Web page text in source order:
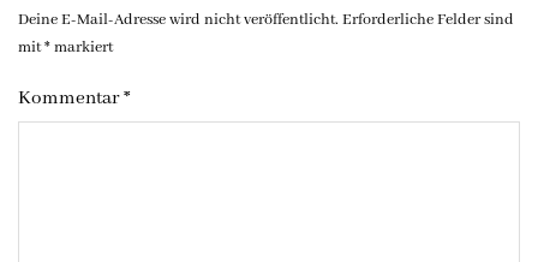
Deine E-Mail-Adresse wird nicht veröffentlicht. Erforderliche Felder sind
mit*markiert
Kommentar*